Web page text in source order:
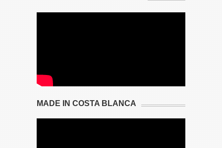
MADE IN COSTA BLANCA